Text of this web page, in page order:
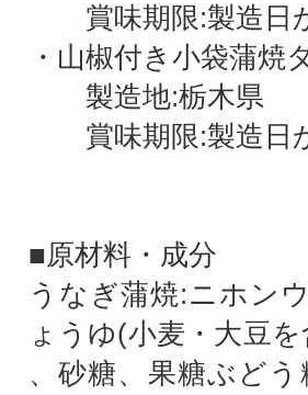
賞味期限:製造日
・山椒付き小袋蒲焼
製造地:栃木県
賞味期限:製造日
■原材料・成分
うなぎ蒲焼:ニホン
ょうゆ(小麦・大豆
、砂糖、果糖ぶど